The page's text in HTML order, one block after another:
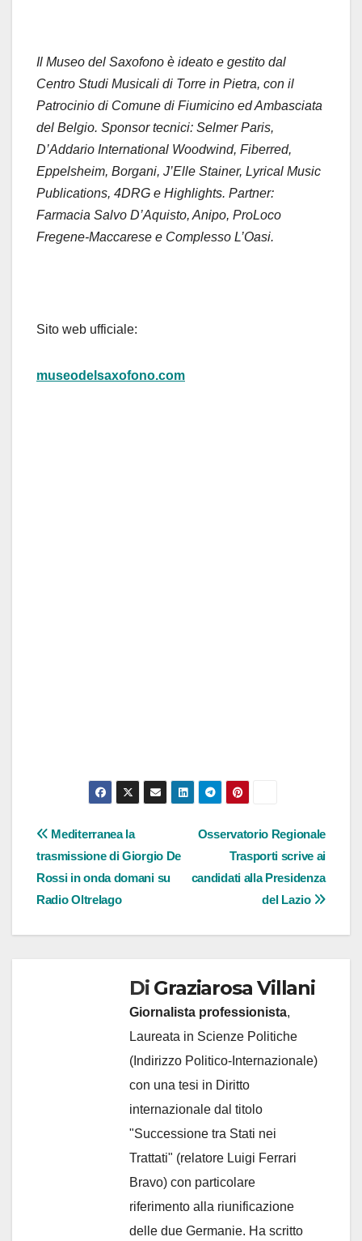
Il Museo del Saxofono è ideato e gestito dal
Centro Studi Musicali di Torre in Pietra, con il
Patrocinio di Comune di Fiumicino ed Ambasciata
del Belgio. Sponsor tecnici: Selmer Paris,
D’Addario International Woodwind, Fiberred,
Eppelsheim, Borgani, J’Elle Stainer, Lyrical Music
Publications, 4DRG e Highlights. Partner:
Farmacia Salvo D’Aquisto, Anipo, ProLoco
Fregene-Maccarese e Complesso L’Oasi.
Sito web ufficiale:
museodelsaxofono.com
Navigazione
articoli
Osservatorio Regionale
Trasporti scrive ai
candidati alla Presidenza
del Lazio
Mediterranea la
trasmissione di Giorgio De
Rossi in onda domani su
Radio Oltrelago
Di Graziarosa Villani
Giornalista professionista,
Laureata in Scienze Politiche
(Indirizzo Politico-Internazionale)
con una tesi in Diritto
internazionale dal titolo
"Successione tra Stati nei
Trattati" (relatore Luigi Ferrari
Bravo) con particolare
riferimento alla riunificazione
delle due Germanie. Ha scritto